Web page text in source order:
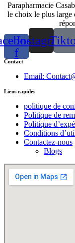
Parapharmacie
le choix le plus large
f
Instagram
Contact
Email:
Liens rapides
politique de
Politique de
Politique
Conditions
Contactez-nous
Blogs